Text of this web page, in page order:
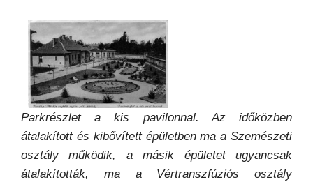
Parkrészlet a kis pavilonnal. Az időközben
átalakított és kibővített épületben maa Szemészeti
osztály működik, a másik épületet ugyancsak
átalakították, ma a Vértranszfúziós osztály